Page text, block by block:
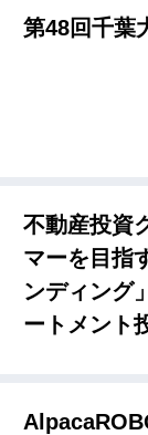
第48回千葉
不動産投資
マーを目指
ンディング
ートメント